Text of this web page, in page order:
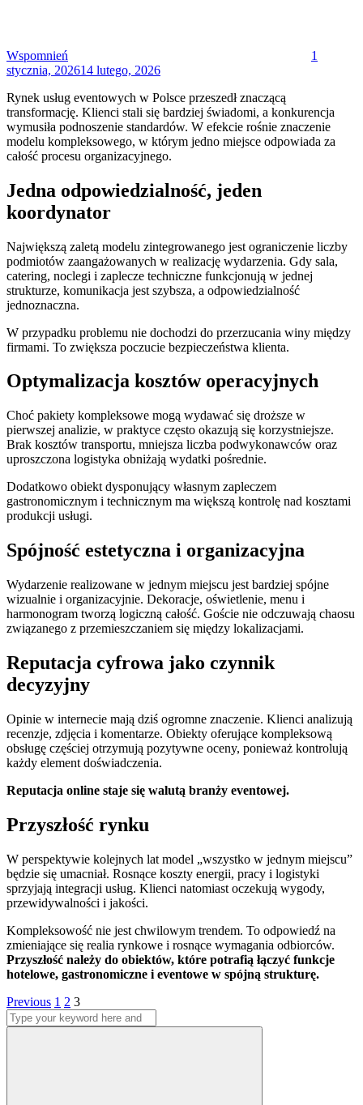
Wspomnień
1
stycznia, 202614 lutego, 2026
Rynek usług eventowych w Polsce przeszedł znaczącą
transformację. Klienci stali się bardziej świadomi, a konkurencja
wymusiła podnoszenie standardów. W efekcie rośnie znaczenie
modelu kompleksowego, w którym jedno miejsce odpowiada za
całość procesu organizacyjnego.
Jedna odpowiedzialność, jeden
koordynator
Największą zaletą modelu zintegrowanego jest ograniczenie liczby
podmiotów zaangażowanych w realizację wydarzenia. Gdy sala,
catering, noclegi i zaplecze techniczne funkcjonują w jednej
strukturze, komunikacja jest szybsza, a odpowiedzialność
jednoznaczna.
W przypadku problemu nie dochodzi do przerzucania winy między
firmami. To zwiększa poczucie bezpieczeństwa klienta.
Optymalizacja kosztów operacyjnych
Choć pakiety kompleksowe mogą wydawać się droższe w
pierwszej analizie, w praktyce często okazują się korzystniejsze.
Brak kosztów transportu, mniejsza liczba podwykonawców oraz
uproszczona logistyka obniżają wydatki pośrednie.
Dodatkowo obiekt dysponujący własnym zapleczem
gastronomicznym i technicznym ma większą kontrolę nad kosztami
produkcji usługi.
Spójność estetyczna i organizacyjna
Wydarzenie realizowane w jednym miejscu jest bardziej spójne
wizualnie i organizacyjnie. Dekoracje, oświetlenie, menu i
harmonogram tworzą logiczną całość. Goście nie odczuwają chaosu
związanego z przemieszczaniem się między lokalizacjami.
Reputacja cyfrowa jako czynnik
decyzyjny
Opinie w internecie mają dziś ogromne znaczenie. Klienci analizują
recenzje, zdjęcia i komentarze. Obiekty oferujące kompleksową
obsługę częściej otrzymują pozytywne oceny, ponieważ kontrolują
każdy element doświadczenia.
Reputacja online staje się walutą branży eventowej.
Przyszłość rynku
W perspektywie kolejnych lat model „wszystko w jednym miejscu”
będzie się umacniał. Rosnące koszty energii, pracy i logistyki
sprzyjają integracji usług. Klienci natomiast oczekują wygody,
przewidywalności i jakości.
Kompleksowość nie jest chwilowym trendem. To odpowiedź na
zmieniające się realia rynkowe i rosnące wymagania odbiorców.
Przyszłość należy do obiektów, które potrafią łączyć funkcje
hotelowe, gastronomiczne i eventowe w spójną strukturę.
Stronicowanie
wpisów
Previous Page
1 Page
2 Page
3
Search
for: